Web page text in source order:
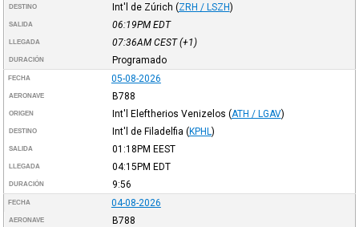
DESTINO Int'l de Zúrich (ZRH / LSZH)
SALIDA 06:19PM EDT
LLEGADA 07:36AM CEST(+1)
DURACIÓN Programado
FECHA 05-08-2026
AERONAVE B788
ORIGEN Int'l Eleftherios Venizelos (ATH / LGAV)
DESTINO Int'l de Filadelfia (KPHL )
SALIDA 01:18PM EEST
LLEGADA 04:15PM EDT
DURACIÓN 9:56
FECHA 04-08-2026
AERONAVE B788